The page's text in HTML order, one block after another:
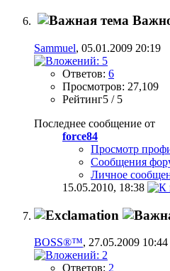
Sammuel, 05.01.2009 20:19
Ответов: 6
Просмотров: 27,109
Рейтинг5 / 5
Последнее сообщение от
force84
Просмотр
Сообщения
Личное
15.05.2010, 18:38
BOSS®™, 27.05.2009 10:44
Ответов: 2